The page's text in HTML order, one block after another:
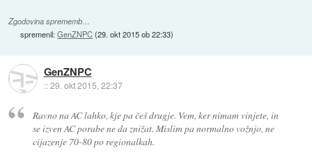
Zgodovina sprememb…
spremenil:GenZNPC(29. okt 2015 ob 22:33)
GenZNPC
::29. okt 2015, 22:37
Ravno na AC lahko, kje pa češ drugje. Vem, ker nimam vinjete, in
se izven AC porabe ne da znižat. Mislim pa normalno vožnjo, ne
cijazenje 70-80 po regionalkah.